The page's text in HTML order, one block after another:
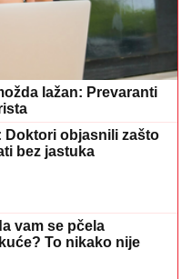
lažan: Prevaranti
Doktori objasnili zašto
bez jastuka
vam se pčela
To nikako nije